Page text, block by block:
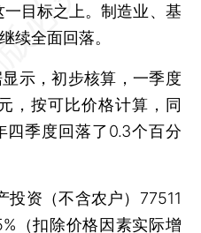
目标之上。制造业、基
续全面回落。
，初步核算，一季度
，按可比价格计算，同
四季度回落了0.3个百分
资（不含农户）77511
（扣除价格因素实际增